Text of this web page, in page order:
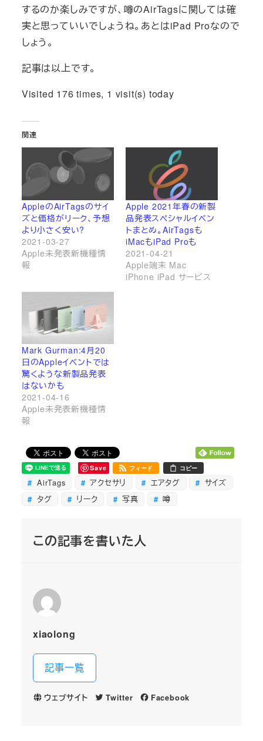
するのか楽しみですが、噂のAirTagsに関しては確
実と思っていいでしょうね。あとはiPad Proなので
しょう。
記事は以上です。
Visited 176 times, 1 visit(s) today
関連
AppleのAirTagsのサイ
ズと価格がリーク、予想
より小さく安い?
2021-03-27
Apple未発表新機種情
報
Apple 2021年春の新製
品発表スペシャルイベン
トまとめ。AirTagsも
iMacもiPad Proも
2021-04-21
Apple端末 Mac
iPhone iPad サービス
Mark Gurman:4月20
日のAppleイベントでは
驚くような新製品発表
はないかも
2021-04-16
Apple未発表新機種情
報
Save フィード コピー
AirTags アクセサリ エアタグ
サイズ
タグ
リーク 写真 噂
この記事を書いた人
xiaolong
記事一覧
ウェブサイト Twitter Facebook